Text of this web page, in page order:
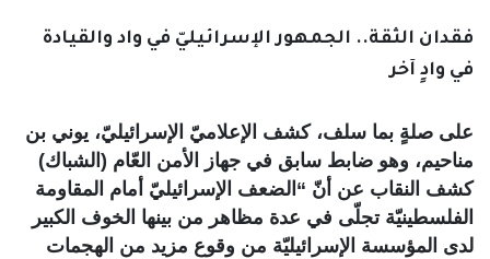
فقدان الثقة.. الجمهور الإسرائيليّ في واد والقيادة
في وادٍ آخر
على صلةٍ بما سلف، كشف الإعلاميّ الإسرائيليّ، يوني بن
مناحيم، وهو ضابط سابق في جهاز الأمن العّام (الشباك)
كشف النقاب عن أنّ “الضعف الإسرائيليّ أمام المقاومة
الفلسطينيّة تجلّى في عدة مظاهر من بينها الخوف الكبير
لدى المؤسسة الإسرائيليّة من وقوع مزيد من الهجمات